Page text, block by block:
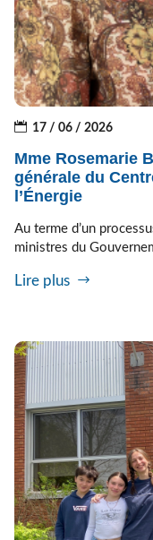
17 / 06 / 2026
Mme Rosemarie
générale du
l’Énergie
Au terme d’un
ministres du
Lire plus